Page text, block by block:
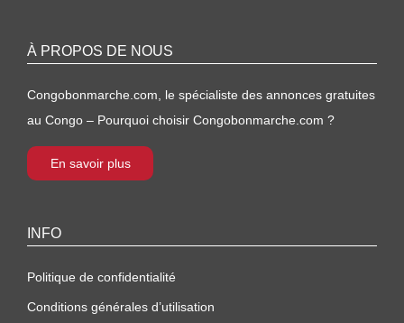
À PROPOS DE NOUS
Congobonmarche.com, le spécialiste des annonces gratuites
au Congo – Pourquoi choisir Congobonmarche.com ?
En savoir plus
INFO
Politique de confidentialité
Conditions générales d’utilisation